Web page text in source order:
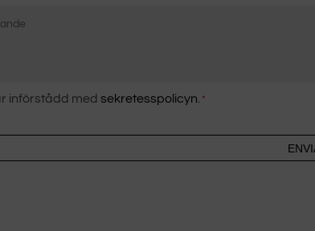
införstådd med sekretesspolicyn. *